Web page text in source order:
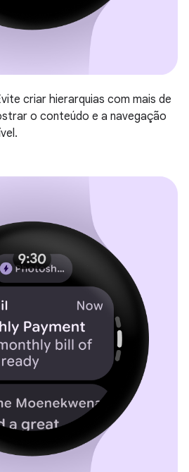
criar hierarquias com mais de
o conteúdo e a navegação